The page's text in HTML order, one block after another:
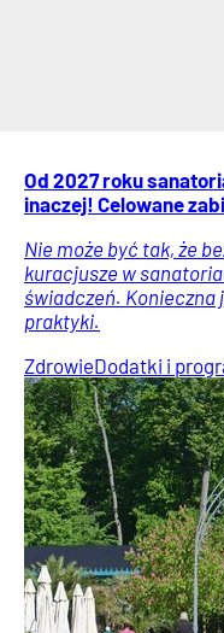
Od 2027 roku
inaczej! Celowane
Nie może być tak, że
kuracjusze w
świadczeń.
praktyki.
ZdrowieDodatki i